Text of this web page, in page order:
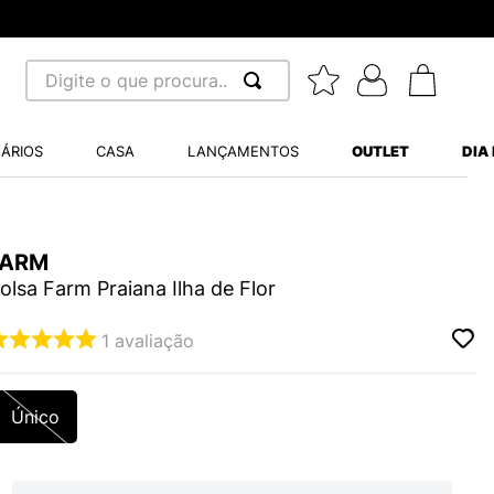
Digite o que procura...
CASA LANÇAMENTOS OUTLET DIA
Farm Praiana Ilha de Flor
1 avaliação
Único
BALANCE 530
WHITE
204L